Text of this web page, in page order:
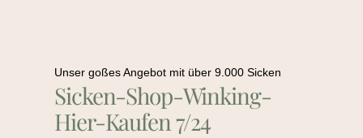
Unser goßes Angebot mit über 9.000 Sicken
Sicken-Shop-Winking-
Hier-Kaufen 7/24